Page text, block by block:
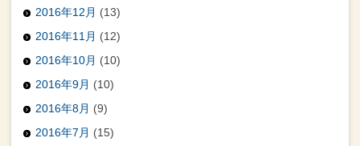
2016年12月 (13)
2016年11月 (12)
2016年10月 (10)
2016年9月 (10)
2016年8月 (9)
2016年7月 (15)